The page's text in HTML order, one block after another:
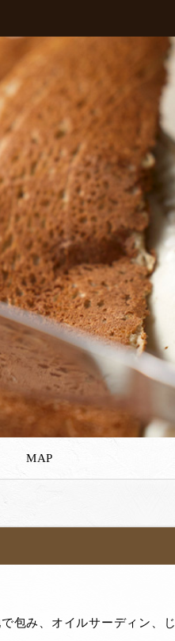
MAP
包み、オイルサーディン、じ